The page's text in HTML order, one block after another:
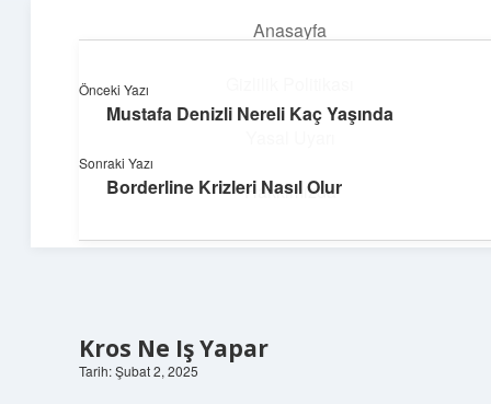
Anasayfa
Hakkımızda
Yumuşak Teknoloji Rehberi
Dijital dünyada huzurlu bir yolculuk!
Kros Ne Iş Yapar
Tarih: Şubat 2, 2025
Önceki Yazı
Mustafa Denizli Nereli Kaç Yaşında
Sonraki Yazı
Borderline Krizleri Nasıl Olur